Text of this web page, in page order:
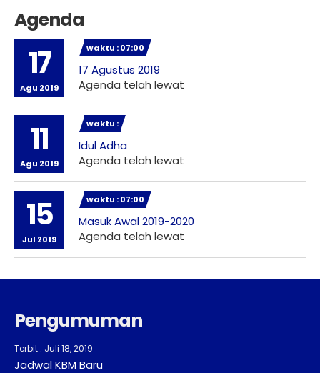
Agenda
17
Agu 2019
waktu : 07:00
17 Agustus 2019
Agenda telah lewat
11
Agu 2019
waktu :
Idul Adha
Agenda telah lewat
15
Jul 2019
waktu : 07:00
Masuk Awal 2019-2020
Agenda telah lewat
Pengumuman
Terbit : Juli 18, 2019
Jadwal KBM Baru